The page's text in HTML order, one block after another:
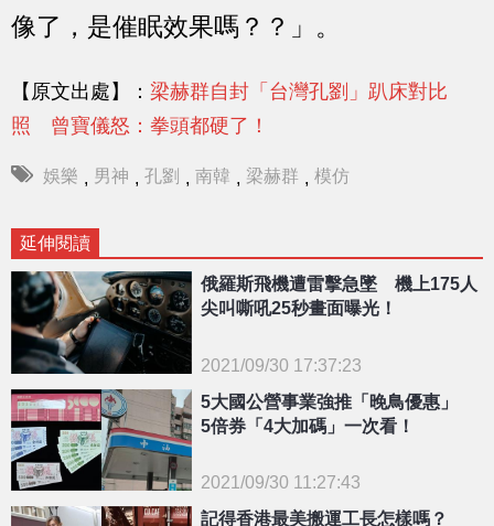
像了，是催眠效果嗎？？」。
【原文出處】： 梁赫群自封「台灣孔劉」趴床對比
照 曾寶儀怒：拳頭都硬了！
娛樂 , 男神 , 孔劉 , 南韓 , 梁赫群 , 模仿
延伸閱讀
{PLAYICON}
俄羅斯飛機遭雷擊急墜 機上175人
尖叫嘶吼25秒畫面曝光！
2021/09/30 17:37:23
{PLAYICON}
5大國公營事業強推「晚鳥優惠」
5倍券「4大加碼」一次看！
2021/09/30 11:27:43
記得香港最美搬運工長怎樣嗎？